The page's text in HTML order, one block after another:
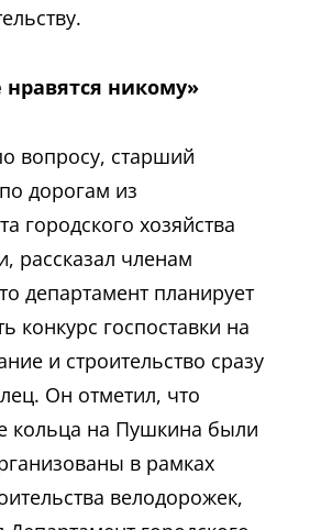
нравятся никому»
вопросу, старший
дорогам из
городского хозяйства
рассказал членам
департамент планирует
конкурс госпоставки на
и строительство сразу
Он отметил, что
кольца на Пушкина были
в рамках
велодорожек,